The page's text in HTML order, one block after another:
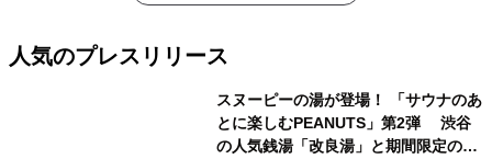
人気のプレスリリース
スヌーピーの湯が登場！ 「サウナのあ
とに楽しむPEANUTS」第2弾 渋谷
の人気銭湯「改良湯」と期間限定のコ